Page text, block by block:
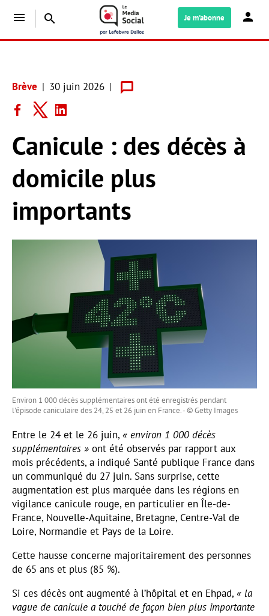
menu search Je m'abonne
Brève 30 juin 2026
Canicule : des décès à
domicile plus
importants
Environ 1 000 décès supplémentaires ont été enregistrés pendant
l'épisode caniculaire des 24, 25 et 26 juin en France. - © Getty Images
Entre le 24 et le 26 juin, « environ 1 000 décès
supplémentaires » ont été observés par rapport aux
mois précédents, a indiqué Santé publique France dans
un communiqué du 27 juin. Sans surprise, cette
augmentation est plus marquée dans les régions en
vigilance canicule rouge, en particulier en Île-de-
France, Nouvelle-Aquitaine, Bretagne, Centre-Val de
Loire, Normandie et Pays de la Loire.
Cette hausse concerne majoritairement des personnes
de 65 ans et plus (85 %).
Si ces décès ont augmenté à l’hôpital et en Ehpad, « la
vague de canicule a touché de façon bien plus importante